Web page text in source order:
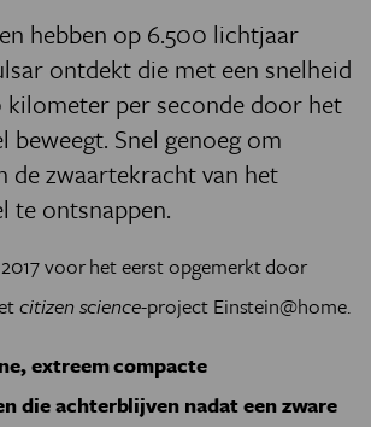
hebben op 6.500 lichtjaar
ontdekt die met een snelheid
kilometer per seconde door het
beweegt. Snel genoeg om
de zwaartekracht van het
te ontsnappen.
voor het eerst opgemerkt door
citizen science-project Einstein@home.
extreem compacte
die achterblijven nadat een zware